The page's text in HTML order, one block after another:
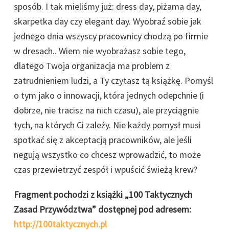
sposób. I tak mieliśmy już: dress day, piżama day,
skarpetka day czy elegant day. Wyobraź sobie jak
jednego dnia wszyscy pracownicy chodzą po firmie
w dresach.. Wiem nie wyobrażasz sobie tego,
dlatego Twoja organizacja ma problem z
zatrudnieniem ludzi, a Ty czytasz tą książkę. Pomyśl
o tym jako o innowacji, która jednych odepchnie (i
dobrze, nie tracisz na nich czasu), ale przyciągnie
tych, na których Ci zależy. Nie każdy pomysł musi
spotkać się z akceptacją pracowników, ale jeśli
negują wszystko co chcesz wprowadzić, to może
czas przewietrzyć zespół i wpuścić świeżą krew?
Fragment pochodzi z książki „100 Taktycznych
Zasad Przywództwa” dostępnej pod adresem:
http://100taktycznych.pl